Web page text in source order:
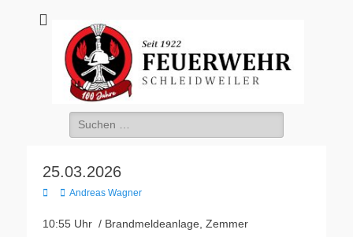
Feuerwehr
Schleidweiler
Suche
nach:
25.03.2026
Veröffentlicht
Autor
Andreas Wagner
10:55 Uhr / Brandmeldeanlage, Zemmer